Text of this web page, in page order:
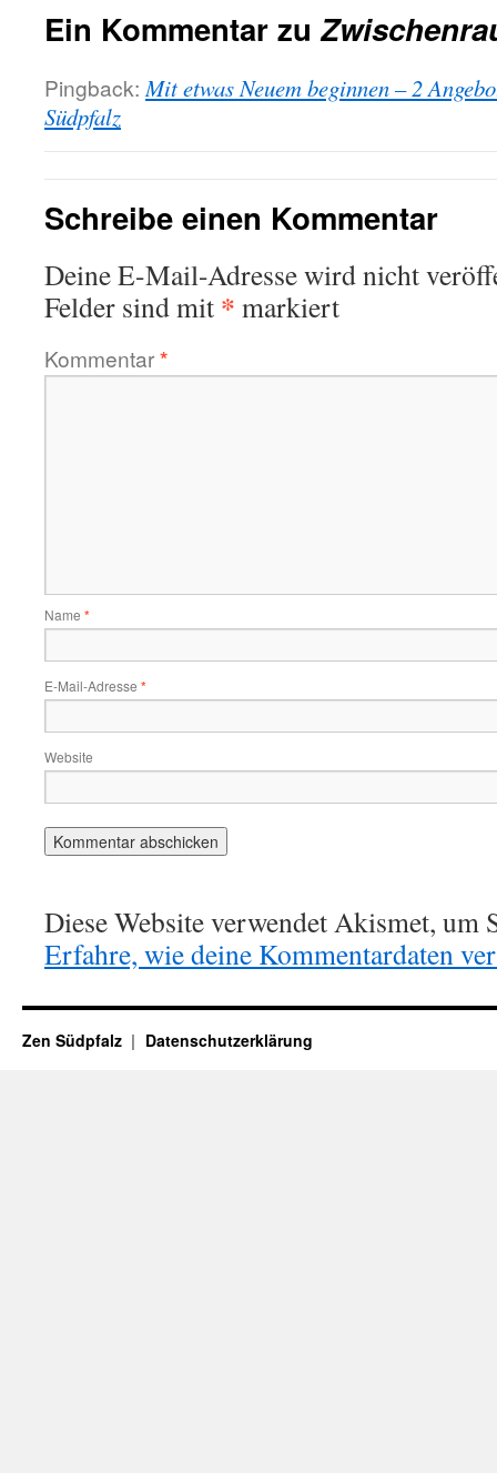
Ein Kommentar zu
Pingback: Mit etwas Neuem beginnen – 2
Südpfalz
Schreibe einen Kommentar
Deine E-Mail-Adresse wird nicht
Felder sind mit * markiert
Kommentar*
Name *
E-Mail-Adresse *
Website
Diese Website verwendet Akismet, um
Erfahre, wie deine Kommentardaten
Zen Südpfalz Datenschutzerklärung